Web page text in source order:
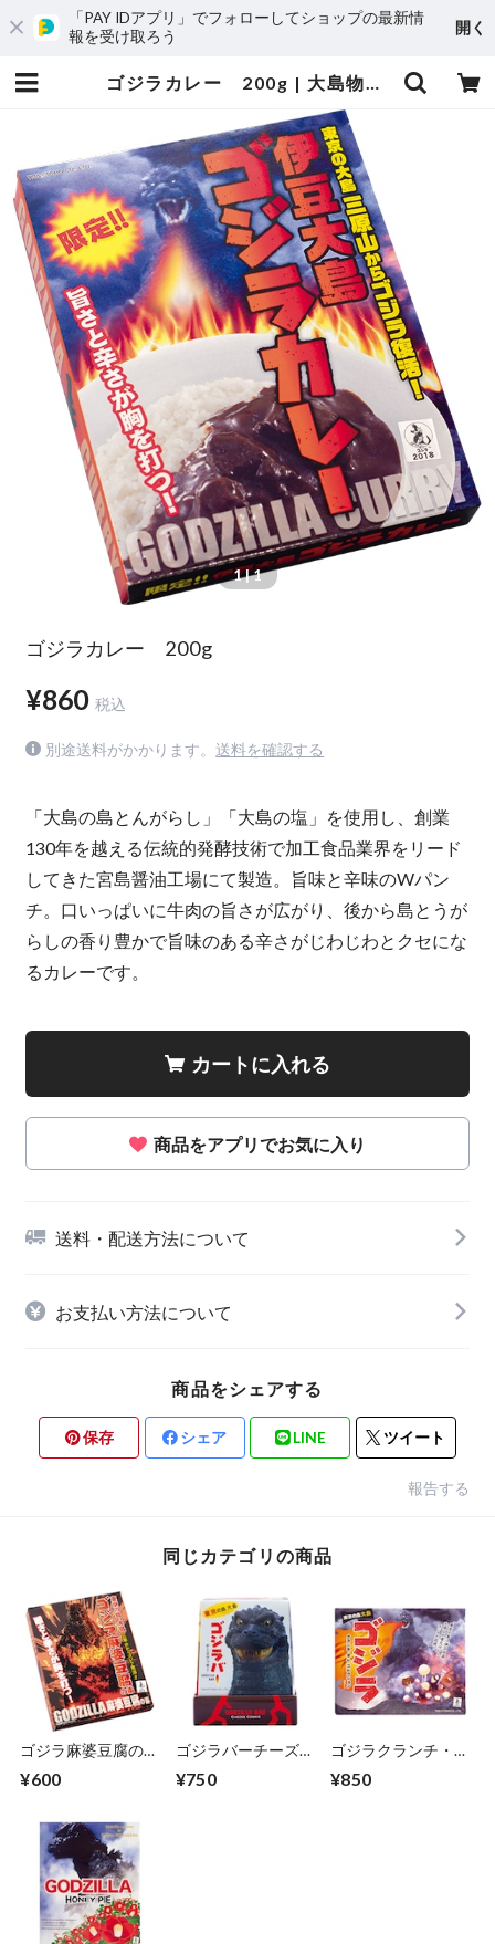
「PAY IDアプリ」でフォローしてショップの最新情
報を受け取ろう
開く
ゴジラカレー 200g | 大島物産「自然の恵み」伊豆大島オンラインショップ
1| 1
ゴジラカレー 200g
¥860 税込
別途送料がかかります。 送料を確認する
「大島の島とんがらし」「大島の塩」を使用し、創業
130年を越える伝統的発酵技術で加工食品業界をリード
してきた宮島醤油工場にて製造。旨味と辛味のWパン
チ。口いっぱいに牛肉の旨さが広がり、後から島とうが
らしの香り豊かで旨味のある辛さがじわじわとクセにな
るカレーです。
カートに入れる
商品をアプリでお気に入り
送料・配送方法について
お支払い方法について
商品をシェアする
保存 シェア LINE ツイート
報告する
同じカテゴリの商品
ゴジラ麻婆豆腐の
¥600
ゴジラバーチーズク
¥750
ゴジラクランチ・オ
12個入
¥850